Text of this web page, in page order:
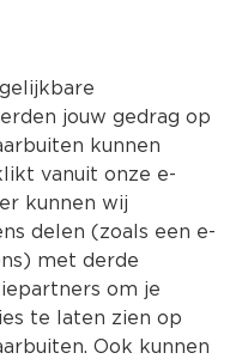
Kies jouw
jouw gedrag op
kunnen
vanuit onze e-
kunnen wij
delen (zoals een e-
met derde
om je
te laten zien op
Ook kunnen